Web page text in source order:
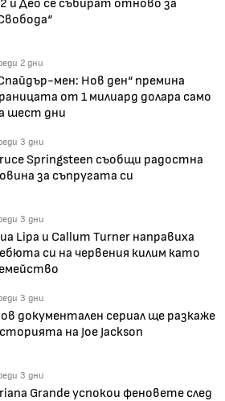
и Део се събират отново за
2 дни
мен: Нов ден“ премина
от 1 милиард долара само
шест дни
3 дни
Springsteen съобщи радостна
за съпругата си
3 дни
Lipa и Callum Turner направиха
си на червения килим като
3 дни
документален сериал ще разкаже
на Joe Jackson
3 дни
Grande успокои феновете след